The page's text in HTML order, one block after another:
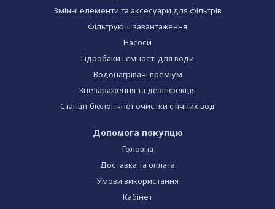
Змінні елементи та аксесуари для фільтрів
Фільтруючі завантаження
Насоси
Гідробаки і ємності для води
Водонагрівачі преміум
Знезараження та дезінфекція
Станції біологічної очистки стічних вод
Допомога покупцю
Головна
Доставка та оплата
Умови використання
Кабінет